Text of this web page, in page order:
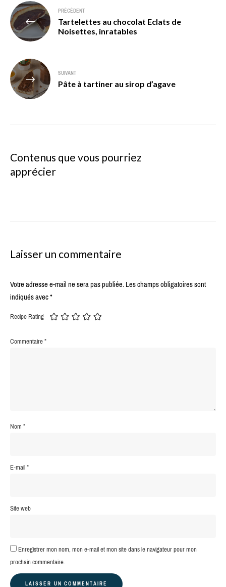
Navigation
de
l’article
PRÉCÉDENT
Tartelettes au chocolat Eclats de
Noisettes, inratables
SUIVANT
Pâte à tartiner au sirop d’agave
Contenus que vous pourriez
apprécier
Laisser un commentaire
Votre adresse e-mail ne sera pas publiée.Les champs obligatoires sont
indiqués avec*
Recipe Rating
Commentaire*
Nom*
E-mail*
Site web
Enregistrer mon nom, mon e-mail et mon site dans le navigateur pour mon
prochain commentaire.